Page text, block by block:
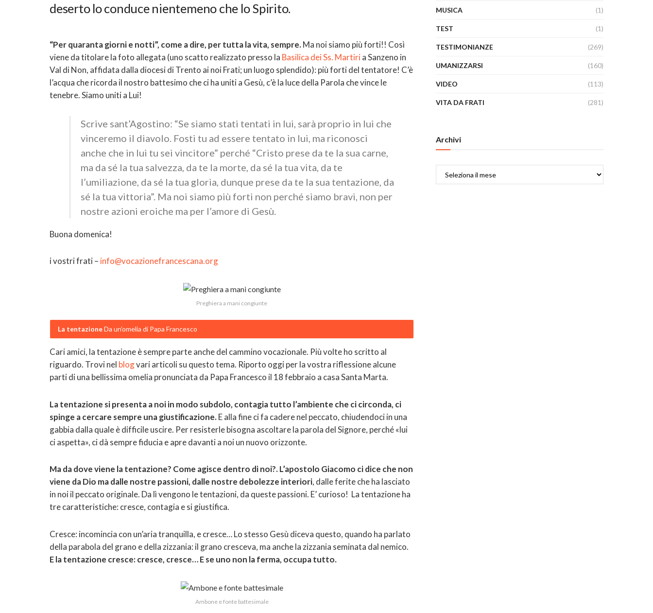
deserto lo conduce nientemeno che lo Spirito.
“Per quaranta giorni e notti”, come a dire, per tutta la vita, sempre. Ma noi siamo più forti!! Così
viene da titolare la foto allegata (uno scatto realizzato presso la Basilica dei Ss. Martiria Sanzeno in
Val di Non, affidata dalla diocesi di Trento ai noi Frati; un luogo splendido): più forti del tentatore! C’è
l’acqua che ricorda il nostro battesimo che ci ha uniti a Gesù, c’è la luce della Parola che vince le
tenebre. Siamo uniti a Lui!
Scrive sant’Agostino: “Se siamo stati tentati in lui, sarà proprio in lui che
vinceremo il diavolo. Fosti tu ad essere tentato in lui, ma riconosci
anche che in lui tu sei vincitore” perché “Cristo prese da te la sua carne,
ma da sé la tua salvezza, da te la morte, da sé la tua vita, da te
l’umiliazione, da sé la tua gloria, dunque prese da te la sua tentazione, da
sé la tua vittoria”. Ma noi siamo più forti non perché siamo bravi, non per
nostre azioni eroiche ma per l’amore di Gesù.
Buona domenica!
i vostri frati – info@vocazionefrancescana.org
Preghiera a mani congiunte
La tentazioneDa un’omelia di Papa Francesco
Cari amici, la tentazione è sempre parte anche del cammino vocazionale. Più volte ho scritto al
riguardo. Trovi nel blogvari articoli su questo tema. Riporto oggi per la vostra riflessione alcune
parti di una bellissima omelia pronunciata da Papa Francesco il 18 febbraio a casa Santa Marta.
La tentazione si presenta a noi in modo subdolo, contagia tutto l’ambiente che ci circonda, ci
spinge a cercare sempre una giustificazione. E alla fine ci fa cadere nel peccato, chiudendoci in una
gabbia dalla quale è difficile uscire. Per resisterle bisogna ascoltare la parola del Signore, perché «lui
ci aspetta», ci dà sempre fiducia e apre davanti a noi un nuovo orizzonte.
Ma da dove viene la tentazione? Come agisce dentro di noi?. L’apostolo Giacomo ci dice che non
viene da Dio ma dalle nostre passioni, dalle nostre debolezze interiori, dalle ferite che ha lasciato
in noi il peccato originale. Da lì vengono le tentazioni, da queste passioni. E’ curioso! La tentazione ha
tre caratteristiche: cresce, contagia e si giustifica.
Cresce: incomincia con un’aria tranquilla, e cresce… Lo stesso Gesù diceva questo, quando ha parlato
della parabola del grano e della zizzania: il grano cresceva, ma anche la zizzania seminata dal nemico.
E la tentazione cresce: cresce, cresce… E se uno non la ferma, occupa tutto.
Ambone e fonte battesimale
MUSICA (1)
TEST (1)
TESTIMONIANZE (269)
UMANIZZARSI (160)
VIDEO (113)
VITA DA FRATI (281)
Archivi